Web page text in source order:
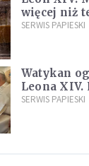
więcej niż
ją na nowo"
SERWIS PAPIESKI
Watykan
Leona XIV.
kraje
SERWIS PAPIESKI